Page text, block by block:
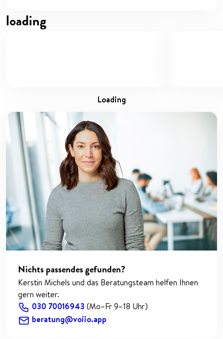
loading
loading
Nichts passendes gefunden?
Kerstin Michels und das Beratungsteam helfen Ihnen
gern weiter.
030 70016943 (Mo–Fr 9–18 Uhr)
beratung@voiio.app